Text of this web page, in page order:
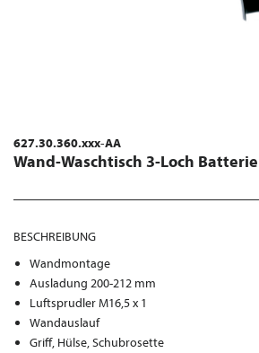
627.30.360.xxx-AA
Wand-Waschtisch 3-Loch
BESCHREIBUNG
Wandmontage
Ausladung 200-212 mm
Luftsprudler M16,5 x 1
Wandauslauf
Griff, Hülse, Schubrosette